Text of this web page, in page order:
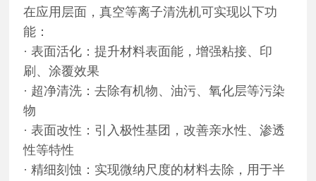
在应用层面，真空等离子清洗机可实现以下功
能：
· 表面活化：提升材料表面能，增强粘接、印
刷、涂覆效果
· 超净清洗：去除有机物、油污、氧化层等污染
物
· 表面改性：引入极性基团，改善亲水性、渗透
性等特性
· 精细刻蚀：实现微纳尺度的材料去除，用于半